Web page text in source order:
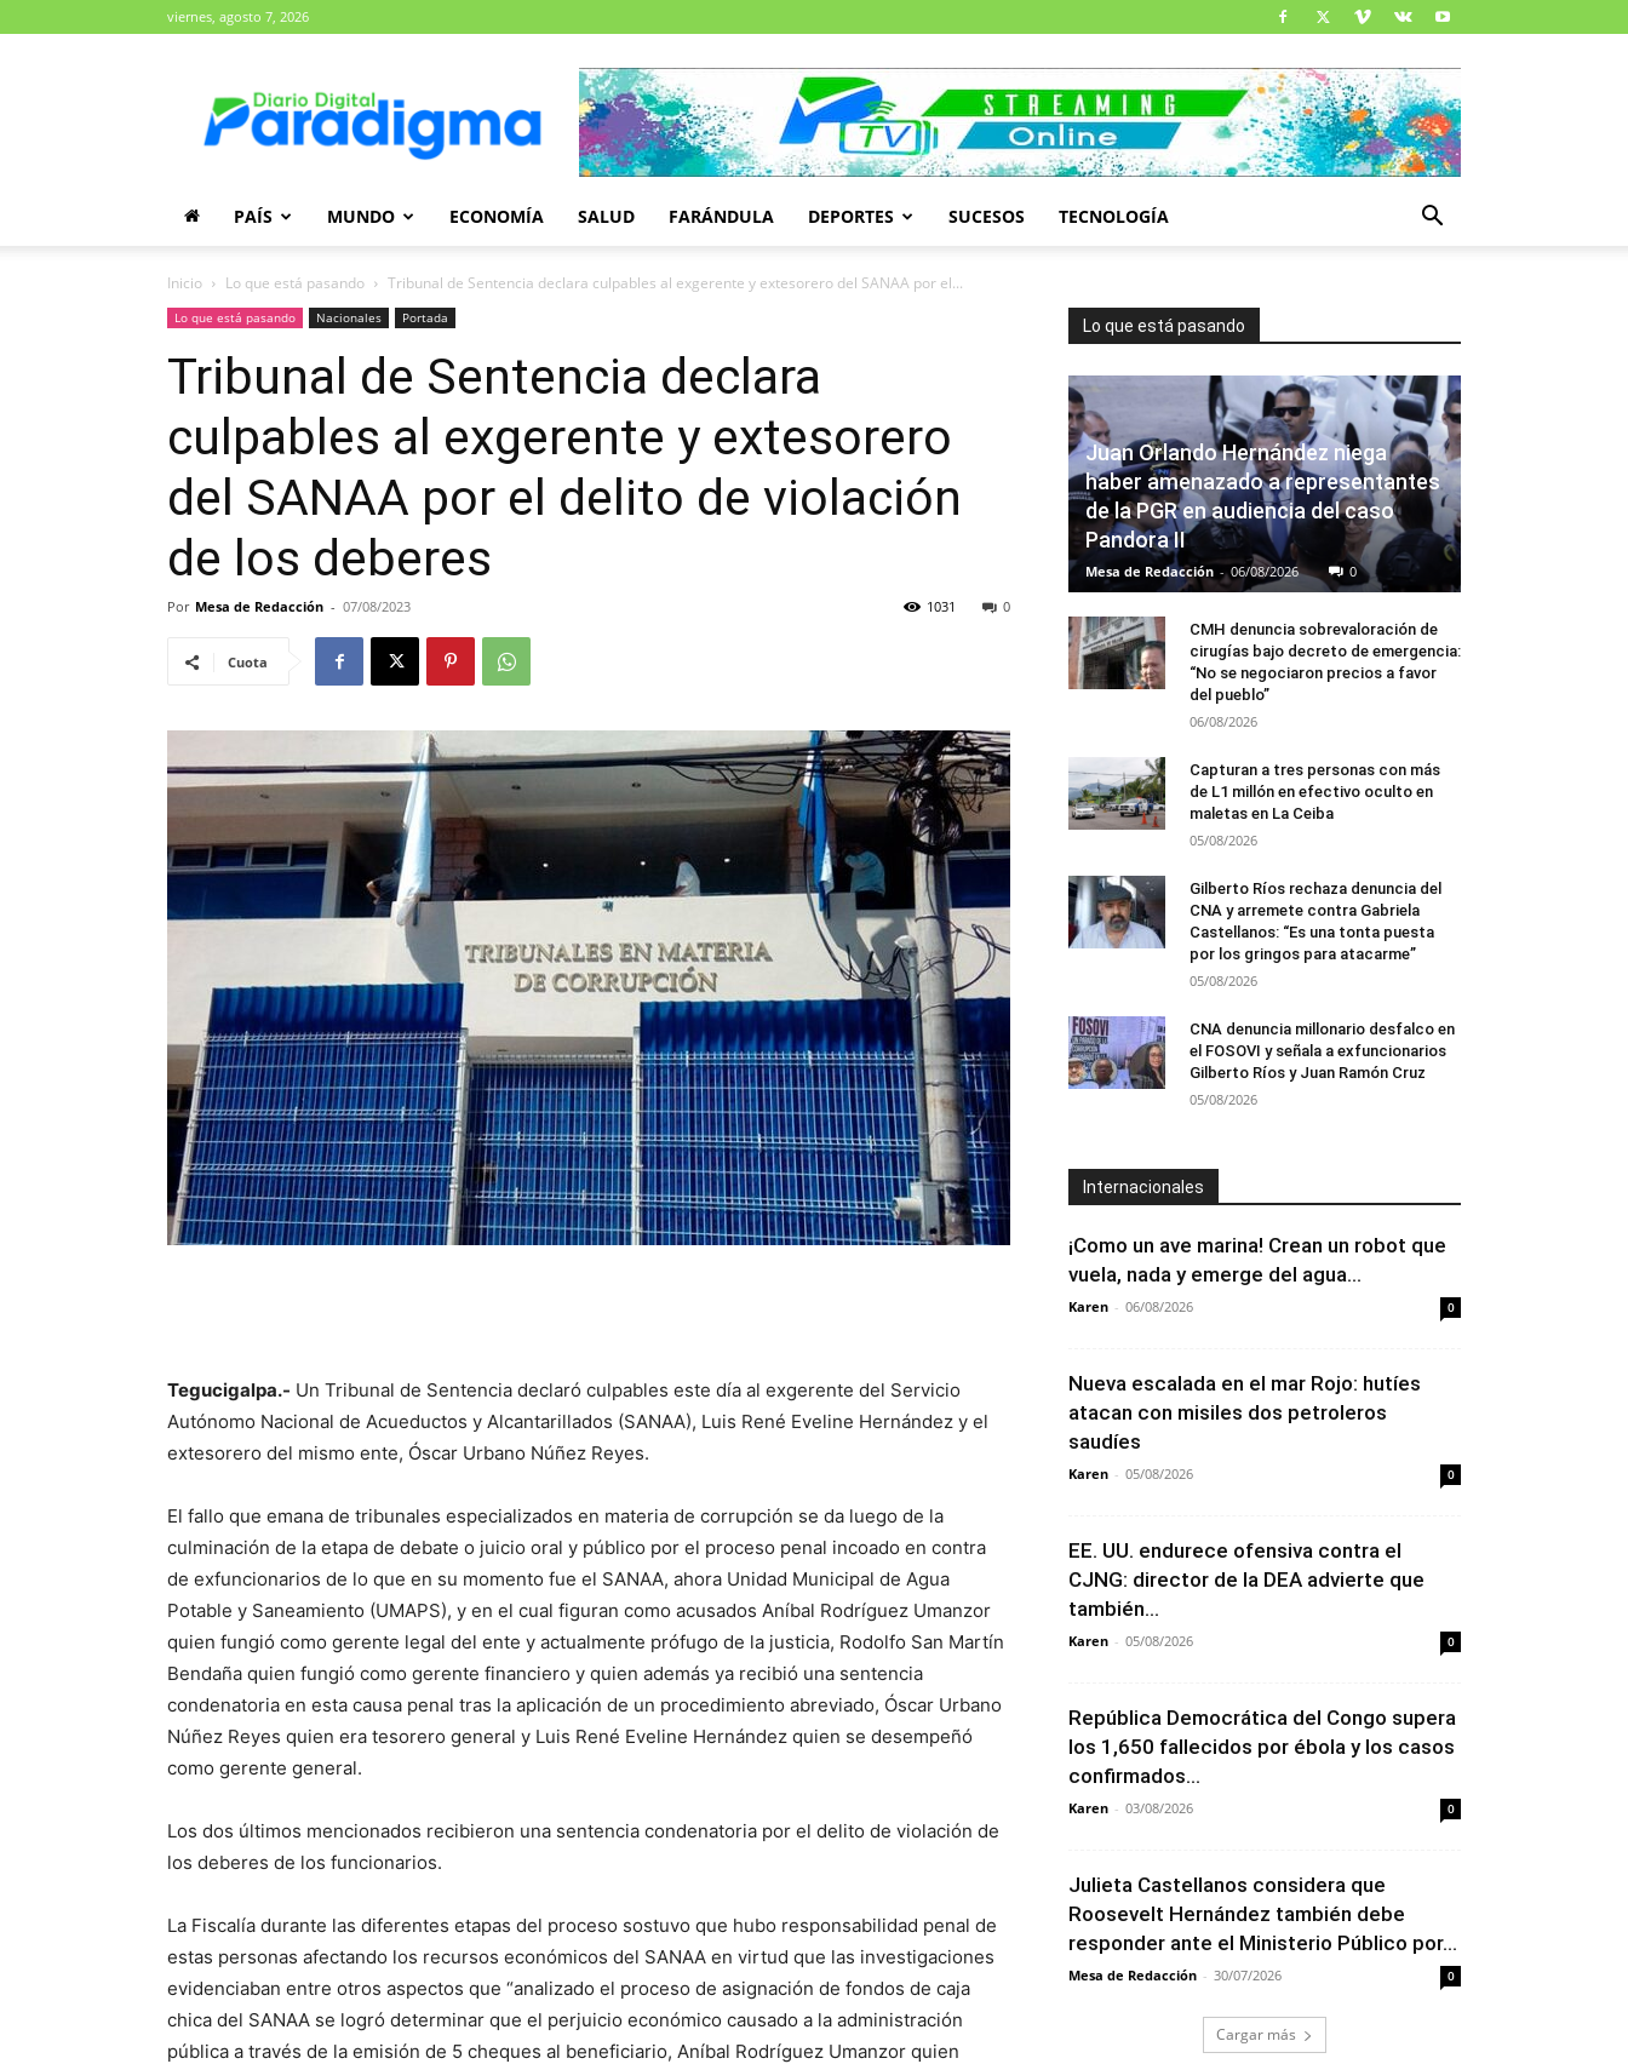
viernes, agosto 7, 2026
Paradigma
PAÍS MUNDO ECONOMÍA SALUD FARÁNDULA DEPORTES SUCESOS TECNOLOGÍA
Inicio Lo que está pasando Tribunal de Sentencia declara culpables al exgerente y extesorero del SANAA por el...
Lo que está pasando Nacionales Portada
Tribunal de Sentencia declara
culpables al exgerente y extesorero
del SANAA por el delito de violación
de los deberes
Por Mesa de Redacción - 07/08/2023 0
1031
Cuota
Tegucigalpa.- Un Tribunal de Sentencia declaró culpables este día al exgerente del Servicio
Autónomo Nacional de Acueductos y Alcantarillados (SANAA), Luis René Eveline Hernández y el
extesorero del mismo ente, Óscar Urbano Núñez Reyes.
El fallo que emana de tribunales especializados en materia de corrupción se da luego de la
culminación de la etapa de debate o juicio oral y público por el proceso penal incoado en contra
de exfuncionarios de lo que en su momento fue el SANAA, ahora Unidad Municipal de Agua
Potable y Saneamiento (UMAPS), y en el cual figuran como acusados Aníbal Rodríguez Umanzor
quien fungió como gerente legal del ente y actualmente prófugo de la justicia, Rodolfo San Martín
Bendaña quien fungió como gerente financiero y quien además ya recibió una sentencia
condenatoria en esta causa penal tras la aplicación de un procedimiento abreviado, Óscar Urbano
Núñez Reyes quien era tesorero general y Luis René Eveline Hernández quien se desempeñó
como gerente general.
Los dos últimos mencionados recibieron una sentencia condenatoria por el delito de violación de
los deberes de los funcionarios.
La Fiscalía durante las diferentes etapas del proceso sostuvo que hubo responsabilidad penal de
estas personas afectando los recursos económicos del SANAA en virtud que las investigaciones
evidenciaban entre otros aspectos que “analizado el proceso de asignación de fondos de caja
chica del SANAA se logró determinar que el perjuicio económico causado a la administración
pública a través de la emisión de 5 cheques al beneficiario, Aníbal Rodríguez Umanzor quien
Lo que está pasando
Juan Orlando Hernández niega
haber amenazado a representantes
de la PGR en audiencia del caso
Pandora II
Mesa de Redacción - 06/08/2026 0
CMH denuncia sobrevaloración de
cirugías bajo decreto de emergencia:
“No se negociaron precios a favor
del pueblo”
06/08/2026
Capturan a tres personas con más
de L1 millón en efectivo oculto en
maletas en La Ceiba
05/08/2026
Gilberto Ríos rechaza denuncia del
CNA y arremete contra Gabriela
Castellanos: “Es una tonta puesta
por los gringos para atacarme”
05/08/2026
CNA denuncia millonario desfalco en
el FOSOVI y señala a exfuncionarios
Gilberto Ríos y Juan Ramón Cruz
05/08/2026
Internacionales
¡Como un ave marina! Crean un robot que
vuela, nada y emerge del agua...
Karen - 06/08/2026 0
Nueva escalada en el mar Rojo: hutíes
atacan con misiles dos petroleros
saudíes
Karen - 05/08/2026 0
EE. UU. endurece ofensiva contra el
CJNG: director de la DEA advierte que
también...
Karen - 05/08/2026 0
República Democrática del Congo supera
los 1,650 fallecidos por ébola y los casos
confirmados...
Karen - 03/08/2026 0
Julieta Castellanos considera que
Roosevelt Hernández también debe
responder ante el Ministerio Público por...
Mesa de Redacción - 30/07/2026 0
Cargar más